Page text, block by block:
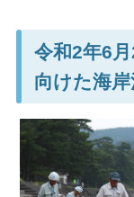
令和2年6
向けた海